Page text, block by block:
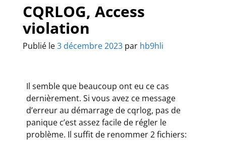
CQRLOG, Access
violation
Publié le3 décembre 2023 par hb9hli
Il semble que beaucoup ont eu ce cas
dernièrement. Si vous avez ce message
d’erreur au démarrage de cqrlog, pas de
panique c’est assez facile de régler le
problème. Il suffit de renommer 2 fichiers: